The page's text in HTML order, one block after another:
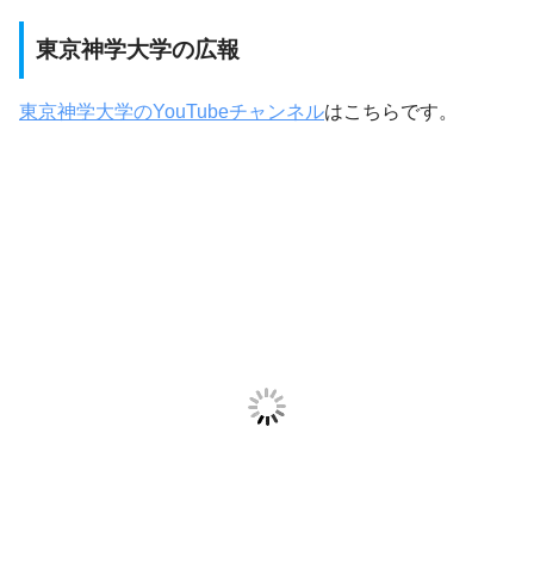
東京神学大学の広報
東京神学大学のYouTubeチャンネルはこちらです。